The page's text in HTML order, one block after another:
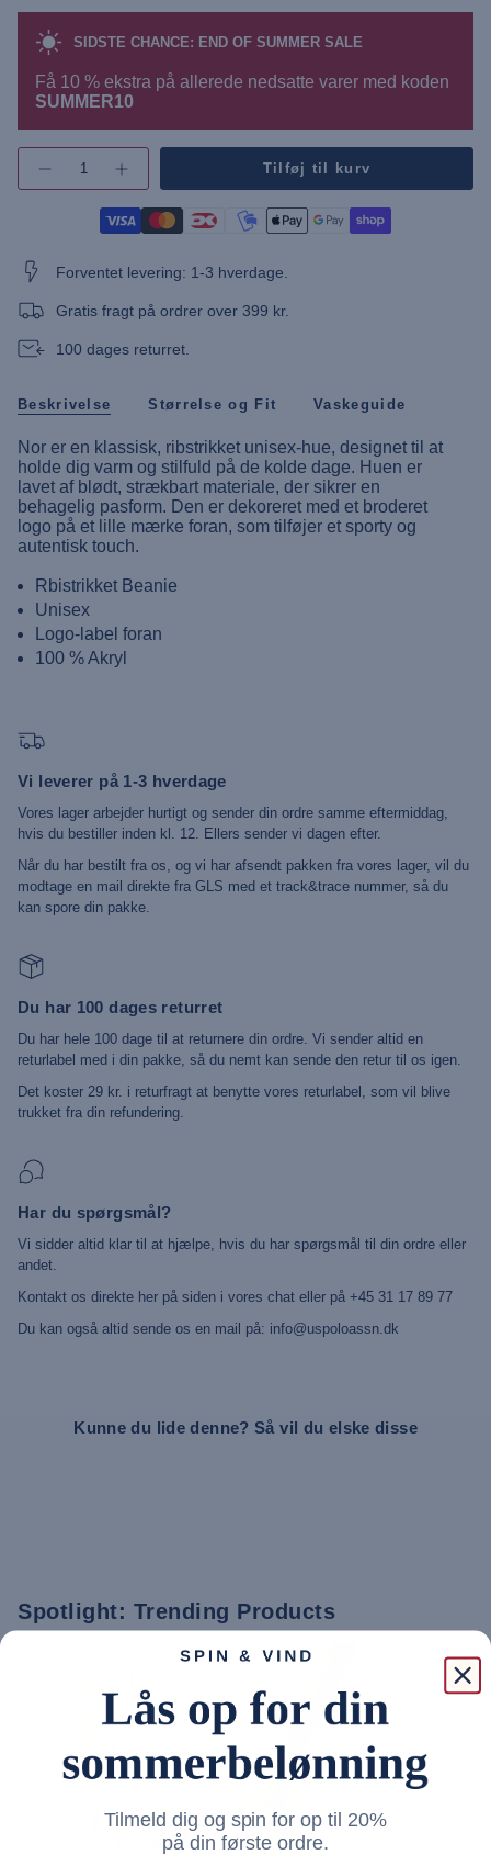
SIDSTE CHANCE: END OF SUMMER SALE
Få 10 % ekstra på allerede nedsatte varer med koden
SUMMER10
"decrease"=>"",
"multiples_of"=>"",
"minimum_of"=>"",
"maximum_of"=>""}
antallet
knap
-
Beanie"
Tilføj til kurv
Forventet levering: 1-3 hverdage.
Gratis fragt på ordrer over 399 kr.
100 dages returret.
Beskrivelse Størrelse og Fit Vaskeguide
Nor er en klassisk, ribstrikket unisex-hue, designet til at
holde dig varm og stilfuld på de kolde dage. Huen er
lavet af blødt, strækbart materiale, der sikrer en
behagelig pasform. Den er dekoreret med et broderet
logo på et lille mærke foran, som tilføjer et sporty og
autentisk touch.
Rbistrikket Beanie
Unisex
Logo-label foran
100 % Akryl
Vi leverer på 1-3 hverdage
Vores lager arbejder hurtigt og sender din ordre samme eftermiddag,
hvis du bestiller inden kl. 12. Ellers sender vi dagen efter.
Når du har bestilt fra os, og vi har afsendt pakken fra vores lager, vil du
modtage en mail direkte fra GLS med et track&trace nummer, så du
kan spore din pakke.
Du har 100 dages returret
Du har hele 100 dage til at returnere din ordre. Vi sender altid en
returlabel med i din pakke, så du nemt kan sende den retur til os igen.
Det koster 29 kr. i returfragt at benytte vores returlabel, som vil blive
trukket fra din refundering.
Har du spørgsmål?
Vi sidder altid klar til at hjælpe, hvis du har spørgsmål til din ordre eller
andet.
Kontakt os direkte her på siden i vores chat eller på +45 31 17 89 77
Du kan også altid sende os en mail på: info@uspoloassn.dk
Kunne du lide denne? Så vil du elske disse
Spotlight: Trending Products
30%
Tilmeld dig og spin for op til 20%
på din første ordre.